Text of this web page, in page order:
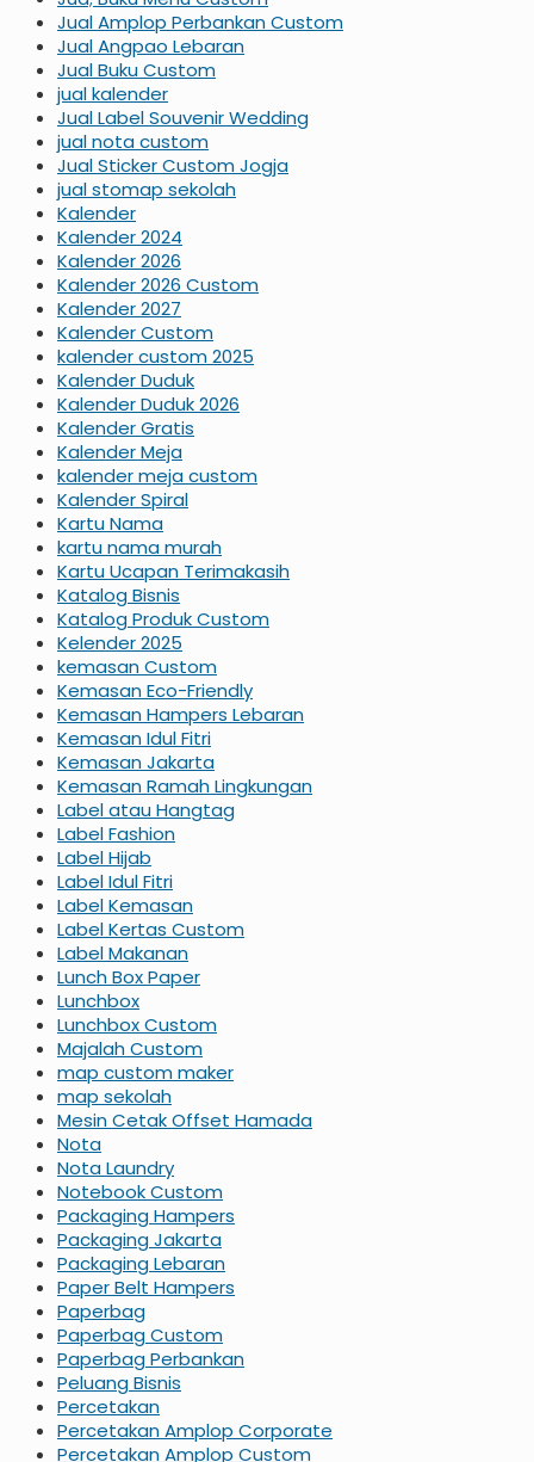
Jual Amplop Perbankan Custom
Jual Angpao Lebaran
Jual Buku Custom
jual kalender
Jual Label Souvenir Wedding
jual nota custom
Jual Sticker Custom Jogja
jual stomap sekolah
Kalender
Kalender 2024
Kalender 2026
Kalender 2026 Custom
Kalender 2027
Kalender Custom
kalender custom 2025
Kalender Duduk
Kalender Duduk 2026
Kalender Gratis
Kalender Meja
kalender meja custom
Kalender Spiral
Kartu Nama
kartu nama murah
Kartu Ucapan Terimakasih
Katalog Bisnis
Katalog Produk Custom
Kelender 2025
kemasan Custom
Kemasan Eco-Friendly
Kemasan Hampers Lebaran
Kemasan Idul Fitri
Kemasan Jakarta
Kemasan Ramah Lingkungan
Label atau Hangtag
Label Fashion
Label Hijab
Label Idul Fitri
Label Kemasan
Label Kertas Custom
Label Makanan
Lunch Box Paper
Lunchbox
Lunchbox Custom
Majalah Custom
map custom maker
map sekolah
Mesin Cetak Offset Hamada
Nota
Nota Laundry
Notebook Custom
Packaging Hampers
Packaging Jakarta
Packaging Lebaran
Paper Belt Hampers
Paperbag
Paperbag Custom
Paperbag Perbankan
Peluang Bisnis
Percetakan
Percetakan Amplop Corporate
Percetakan Amplop Custom